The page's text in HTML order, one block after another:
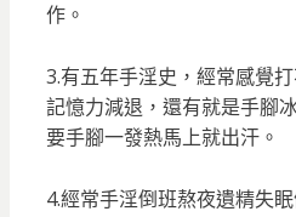
作。
3.有五年手淫史，經常感覺
記憶力減退，還有就是手腳
要手腳一發熱馬上就出汗。
4.經常手淫倒班熬夜遺精失